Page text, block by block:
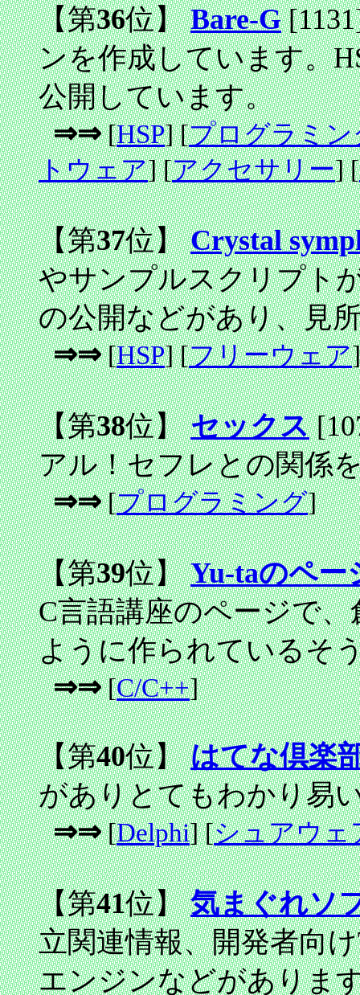
【第36位】Bare-G
ンを作成しています。
公開しています。
⇒⇒[HSP] [プログラミン
トウェア] [アクセサリー] [
【第37位】Crystal
やサンプルスクリプト
の公開などがあり、見
⇒⇒[HSP] [フリーウェア]
【第38位】セックス
アル！セフレとの関係
⇒⇒[プログラミング]
【第39位】Yu-taのペー
C言語講座のページで
ように作られているそ
⇒⇒[C/C++]
【第40位】はてな倶楽
がありとてもわかり易
⇒⇒[Delphi] [シュアウェ
【第41位】気まぐれソ
立関連情報、開発者向
エンジンなどがありま